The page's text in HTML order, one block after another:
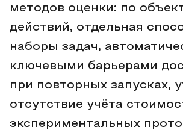
методов оценки: по
действий, отдельная
наборы задач,
ключевыми барьерами
при повторных запусках,
отсутствие учёта
экспериментальных